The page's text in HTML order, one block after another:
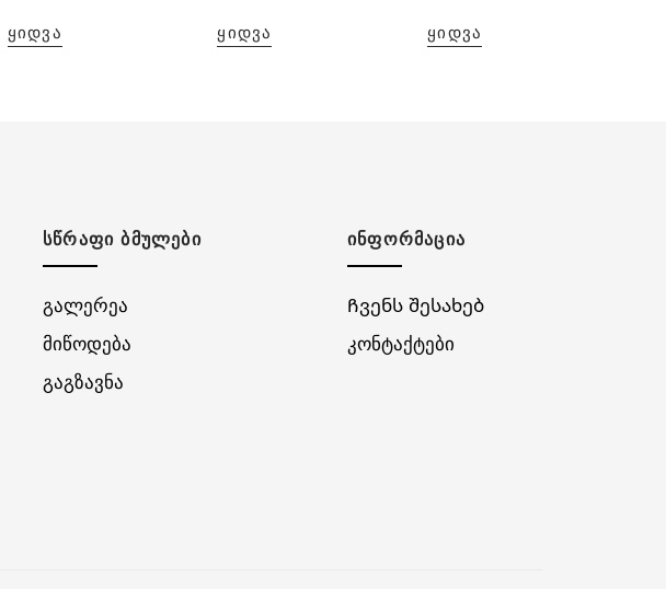
ᲧᲘᲓᲕᲐ ᲧᲘᲓᲕᲐ ᲧᲘᲓᲕᲐ
ᲡᲬᲠᲐᲤᲘ ᲑᲛᲣᲚᲔᲑᲘ
გალერეა
მიწოდება
გაგზავნა
ᲘᲜᲤᲝᲠᲛᲐᲪᲘᲐ
Ჩვენს შესახებ
კონტაქტები